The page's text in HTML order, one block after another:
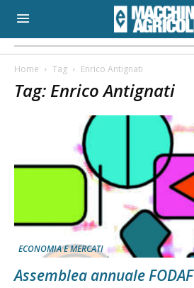
Home Tag Enrico Antignati
Tag: Enrico Antignati
ECONOMIA E MERCATI
Assemblea annuale FODAF